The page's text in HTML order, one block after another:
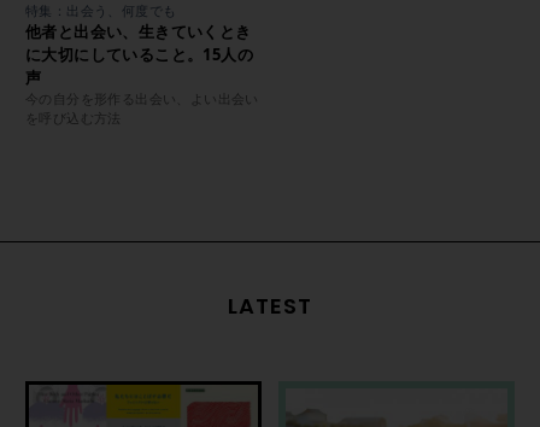
特集：出会う、何度でも
他者と出会い、生きていくとき
に大切にしていること。15人の
声
今の自分を形作る出会い、よい出会い
を呼び込む方法
LATEST